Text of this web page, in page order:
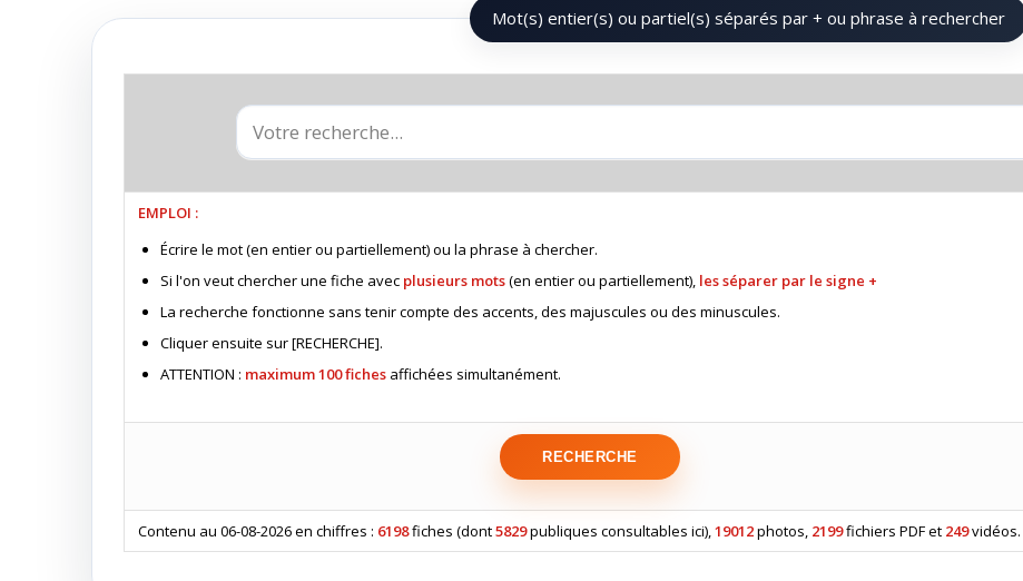
Mot(s) entier(s) ou partiel(s) séparés par + ou phrase à rechercher
EMPLOI :
Écrire le mot (en entier ou partiellement) ou la phrase à chercher.
Si l'on veut chercher une fiche avec plusieurs mots(en entier ou partiellement), les séparer par le signe +
La recherche fonctionne sans tenir compte des accents, des majuscules ou des minuscules.
Cliquer ensuite sur [RECHERCHE].
ATTENTION : maximum 100 fiches affichées simultanément.
Contenu au 06-08-2026 en chiffres : 6198fiches (dont5829publiques consultables ici),19012photos, 2199fichiers PDF et 249vidéos.